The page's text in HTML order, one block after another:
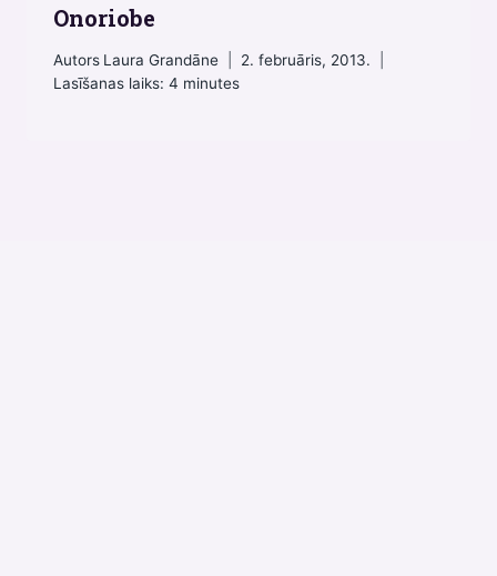
Onoriobe
Autors Laura Grandāne
2. februāris, 2013.
Lasīšanas laiks: 4 minutes